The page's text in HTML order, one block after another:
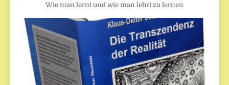
Wie man lernt und wie man lehrt zu lernen